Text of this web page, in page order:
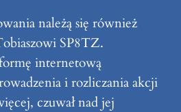
należą się również
SP8TZ.
internetową
i rozliczania akcji
czuwał nad jej